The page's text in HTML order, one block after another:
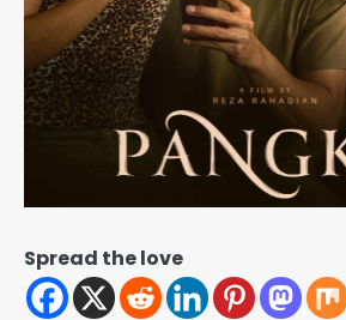
Spread the love